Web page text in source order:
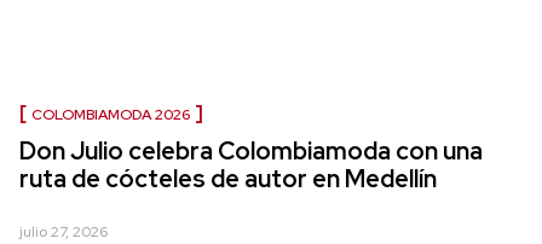
COLOMBIAMODA 2026
Don Julio celebra Colombiamoda con una
ruta de cócteles de autor en Medellín
julio 27, 2026